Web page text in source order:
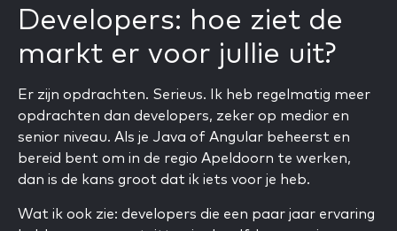
Developers: hoe ziet de
markt er voor jullie uit?
Er zijn opdrachten. Serieus. Ik heb regelmatig meer
opdrachten dan developers, zeker op medior en
senior niveau. Als je Java of Angular beheerst en
bereid bent om in de regio Apeldoorn te werken,
dan is de kans groot dat ik iets voor je heb.
Wat ik ook zie: developers die een paar jaar ervaring